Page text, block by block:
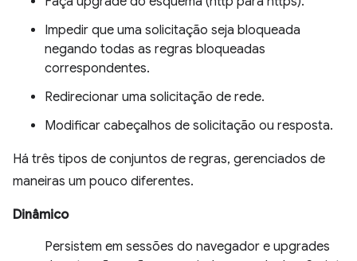
Impedir que uma solicitação seja bloqueada
negando todas as regras bloqueadas
correspondentes.
Redirecionar uma solicitação de rede.
Modificar cabeçalhos de solicitação ou resposta.
Há três tipos de conjuntos de regras, gerenciados de
maneiras um pouco diferentes.
Dinâmico
Persistem em sessões do navegador e upgrades